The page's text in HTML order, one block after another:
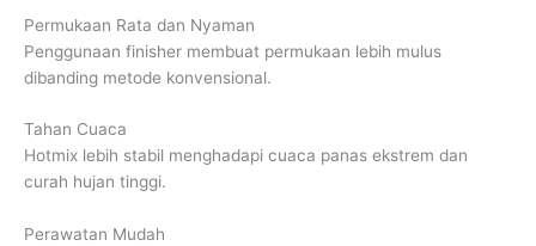
Permukaan Rata dan Nyaman
Penggunaan finisher membuat permukaan lebih mulus
dibanding metode konvensional.
Tahan Cuaca
Hotmix lebih stabil menghadapi cuaca panas ekstrem dan
curah hujan tinggi.
Perawatan Mudah